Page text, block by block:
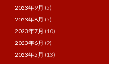
2023年9月 (5)
2023年8月 (5)
2023年7月 (10)
2023年6月 (9)
2023年5月 (13)